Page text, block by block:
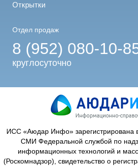
Открытки
Отдел продаж
8 (952) 080-10-
круглосуточно
ИСС «Аюдар Инфо» зарегистрирована в
СМИ Федеральной службой по
информационных технологий и
(Роскомнадзор), свидетельство о